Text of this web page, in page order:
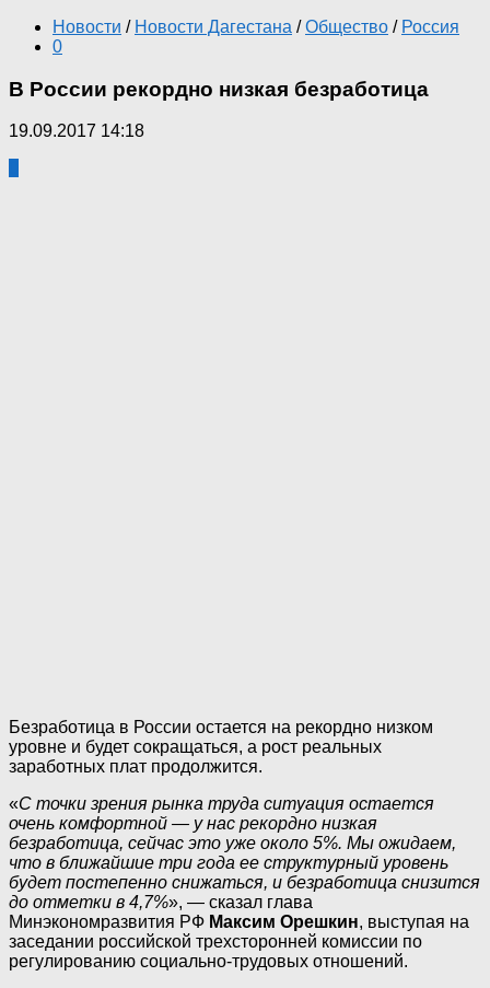
Новости / Новости Дагестана / Общество / Россия
0
В России рекордно низкая безработица
19.09.2017 14:18
Безработица в России остается на рекордно низком
уровне и будет сокращаться, а рост реальных
заработных плат продолжится.
«С точки зрения рынка труда ситуация остается
очень комфортной — у нас рекордно низкая
безработица, сейчас это уже около 5%. Мы ожидаем,
что в ближайшие три года ее структурный уровень
будет постепенно снижаться, и безработица снизится
до отметки в 4,7%», — сказал глава
Минэкономразвития РФ Максим Орешкин, выступая на
заседании российской трехсторонней комиссии по
регулированию социально-трудовых отношений.